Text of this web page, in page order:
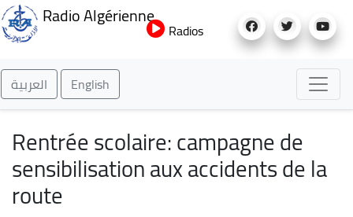
au
Radio Algérienne
Radios
العربية English
Rentrée scolaire: campagne de
sensibilisation aux accidents de la
route